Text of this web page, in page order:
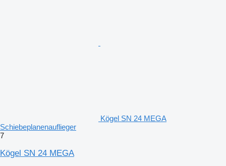
Kögel SN 24 MEGA
Schiebeplanenauflieger
7
Kögel SN 24 MEGA